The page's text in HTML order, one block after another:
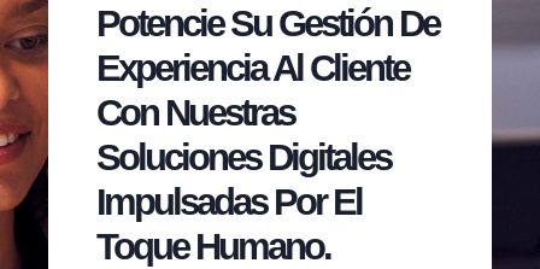
Potencie Su Gestión De
Experiencia Al Cliente
Con Nuestras
Soluciones Digitales
Impulsadas Por El
Toque Humano.